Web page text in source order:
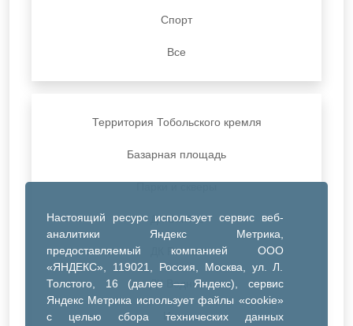
Настоящий ресурс использует сервис веб-
аналитики Яндекс Метрика,
предоставляемый компанией ООО
«ЯНДЕКС», 119021, Россия, Москва, ул. Л.
Толстого, 16 (далее — Яндекс), сервис
Яндекс Метрика использует файлы «cookie»
с целью сбора технических данных
Спорт
Все
Территория Тобольского кремля
Базарная площадь
ДК Синтез
ДК Речник
ДК Водник
Иное